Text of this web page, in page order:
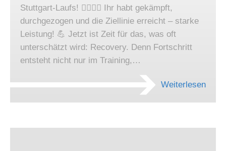
Stuttgart-Laufs! 🏃‍♀️🏃‍♂️ Ihr habt gekämpft,
durchgezogen und die Ziellinie erreicht – starke
Leistung! 💪 Jetzt ist Zeit für das, was oft
unterschätzt wird: Recovery. Denn Fortschritt
entsteht nicht nur im Training,…
Weiterlesen